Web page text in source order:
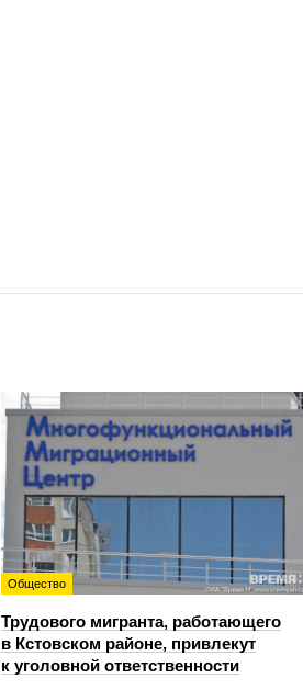
Общество
Трудового мигранта, работающего
в Кстовском районе, привлекут
к уголовной ответственности